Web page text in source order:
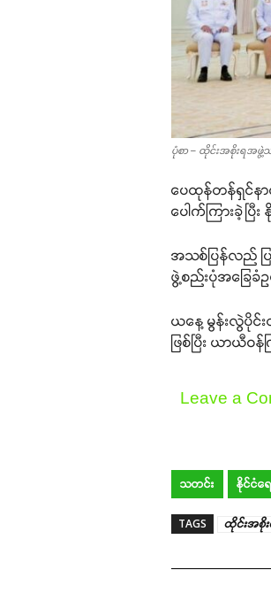
ပုံစာ – ထိုင်းအစိုးရအဖွဲ့
ပေထုန်တန်ရှင်နာ
ပေါက်ကြားခဲ့ပြီ
အသစ်ပြန်လည် ပ
ဖွဲ့စည်းပုံအခြေခံ
ယနေ့ မွန်းလွဲပိုင်
ဖြစ်ပြီး ယာယီဝ
Leave a
သတင်း နိုင်ငံရေ
TAGS ထိုင်းအစို